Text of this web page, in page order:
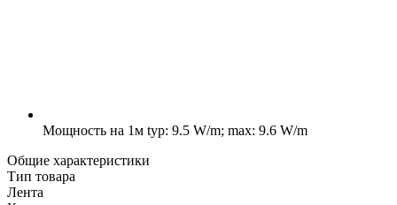
Мощность на 1м typ: 9.5 W/m; max: 9.6 W/m
Общие характеристики
Тип товара
Лента